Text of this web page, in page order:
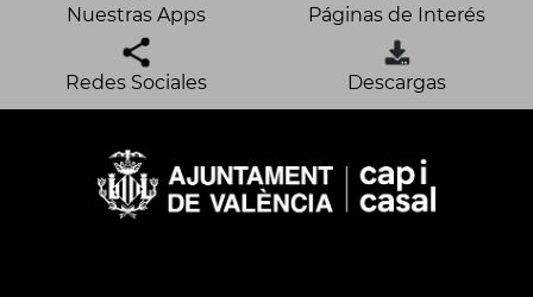
Nuestras Apps Páginas de Interés
Redes Sociales Descargas